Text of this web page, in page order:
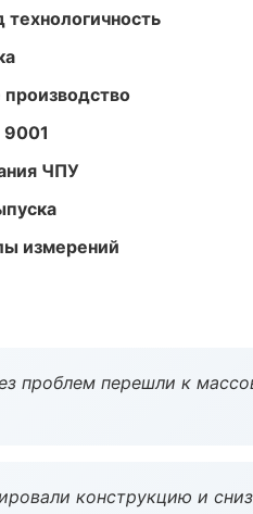
9001
ЧПУ
измерений
проблем перешли к
конструкцию и